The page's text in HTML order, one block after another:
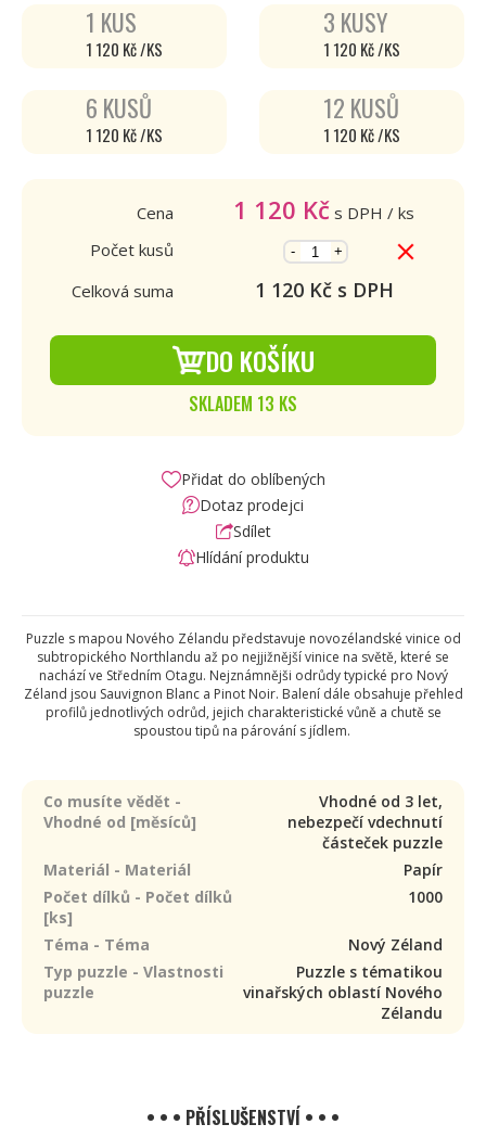
1 KUS
1 120 Kč /KS
3 KUSY
1 120 Kč /KS
6 KUSŮ
1 120 Kč /KS
12 KUSŮ
1 120 Kč /KS
Cena 1 120 Kč s DPH / ks
Počet kusů
- +
Celková suma 1 120Kč s DPH
DO KOŠÍKU
SKLADEM 13 KS
Přidat do oblíbených
Dotaz prodejci
Sdílet
Hlídání produktu
Puzzle s mapou Nového Zélandu představuje novozélandské vinice od
subtropického Northlandu až po nejjižnější vinice na světě, které se
nachází ve Středním Otagu. Nejznámnějši odrůdy typické pro Nový
Zéland jsou Sauvignon Blanc a Pinot Noir. Balení dále obsahuje přehled
profilů jednotlivých odrůd, jejich charakteristické vůně a chutě se
spoustou tipů na párování s jídlem.
Co musíte vědět -
Vhodné od [měsíců]
Vhodné od 3 let,
nebezpečí vdechnutí
částeček puzzle
Materiál - Materiál
Papír
Počet dílků - Počet dílků
[ks]
1000
Téma - Téma
Nový Zéland
Typ puzzle - Vlastnosti
puzzle
Puzzle s tématikou
vinařských oblastí Nového
Zélandu
• • • PŘÍSLUŠENSTVÍ • • •